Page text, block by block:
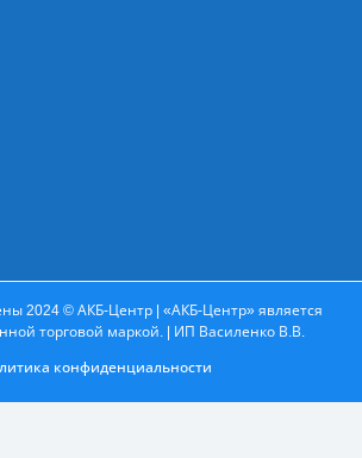
2024 © АКБ-Центр | «АКБ-Центр» является
торговой маркой. | ИП Василенко В.В.
конфиденциальности